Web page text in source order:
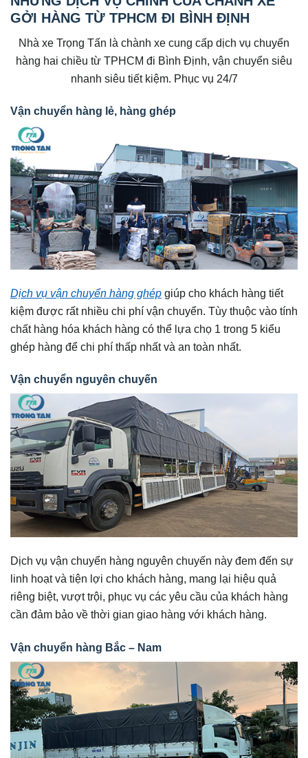
GỞI HÀNG TỪ TPHCM ĐI BÌNH ĐỊNH
Nhà xe Trọng Tấn là chành xe cung cấp dịch vụ chuyển
hàng hai chiều từ TPHCM đi Bình Định, vận chuyển siêu
nhanh siêu tiết kiệm. Phục vụ 24/7
Vận chuyển hàng lẻ, hàng ghép
Dịch vụ vận chuyển hàng ghép giúp cho khách hàng tiết
kiệm được rất nhiều chi phí vận chuyển. Tùy thuộc vào tính
chất hàng hóa khách hàng có thể lựa chọ 1 trong 5 kiểu
ghép hàng để chi phí thấp nhất và an toàn nhất.
Vận chuyển nguyên chuyến
Dịch vụ vận chuyển hàng nguyên chuyến này đem đến sự
linh hoạt và tiện lợi cho khách hàng, mang lại hiệu quả
riêng biệt, vượt trội, phục vụ các yêu cầu của khách hàng
cần đảm bảo về thời gian giao hàng với khách hàng.
Vận chuyển hàng Bắc – Nam